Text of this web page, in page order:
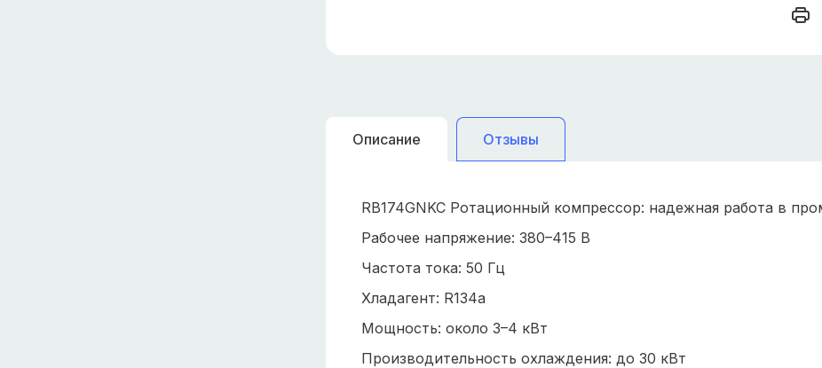
Описание Отзывы
RB174GNKC Ротационный компрессор: надежная работа в
Рабочее напряжение: 380–415 В
Частота тока: 50 Гц
Хладагент: R134a
Мощность: около 3–4 кВт
Производительность охлаждения: до 30 кВт